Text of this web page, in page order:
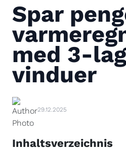
Spar
med 3-
vinduer
29.12.2025
Inhaltsverzeichnis